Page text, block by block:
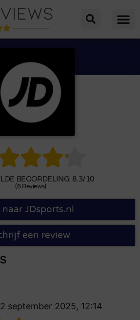

BEOORDELING: 8.3/10
(6 Reviews)
naar JDsports.nl
een review
2 september 2025, 12:14